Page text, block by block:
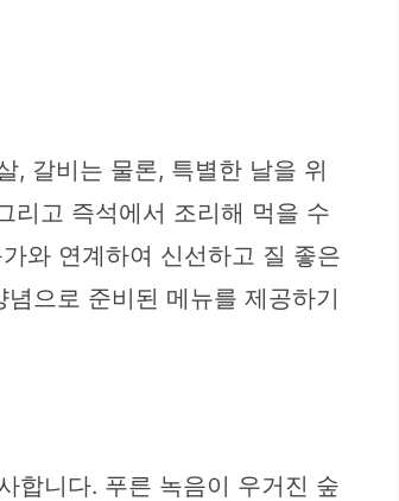
, 갈비는 물론, 특별한 날을 위
리고 즉석에서 조리해 먹을 수
와 연계하여 신선하고 질 좋은
으로 준비된 메뉴를 제공하기
합니다. 푸른 녹음이 우거진 숲